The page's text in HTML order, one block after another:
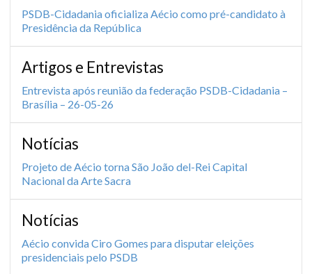
PSDB-Cidadania oficializa Aécio como pré-candidato à
Presidência da República
Artigos e Entrevistas
Entrevista após reunião da federação PSDB-Cidadania –
Brasília – 26-05-26
Notícias
Projeto de Aécio torna São João del-Rei Capital
Nacional da Arte Sacra
Notícias
Aécio convida Ciro Gomes para disputar eleições
presidenciais pelo PSDB